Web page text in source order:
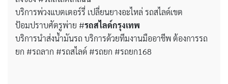
บริการพ่วงแบตเตอร์รี่ เปลี่ยนยางอะไหล่ รถสไลด์เขต
ป้อมปราบศัตรูพ่าย #รถสไลด์กรุงเทพ
บริการนำส่งน้ำมันรถ บริการด้วยทีมงานมืออาชีพ ต้องการรถ
ยก #รถลาก #รถสไลด์ #รถยก #รถยก168